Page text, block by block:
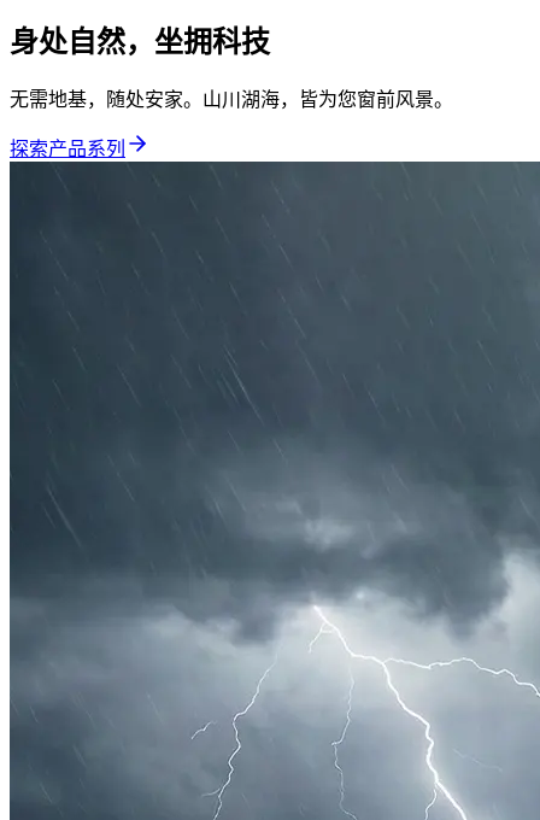
身处自然，坐拥科技
无需地基，随处安家。山川湖海，皆为您窗前风景。
探索产品系列